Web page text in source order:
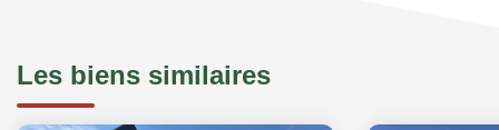
Les biens similaires